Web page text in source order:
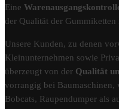
Eine
der Qualität der Gummiketten
Unsere Kunden, zu denen
Kleinunternehmen sowie
überzeugt von der Qualität
vorrangig bei
Bobcats, Raupendumper als